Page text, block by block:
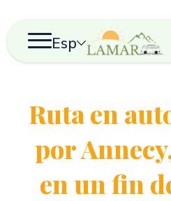
Esp
Ruta en
por
en un fin